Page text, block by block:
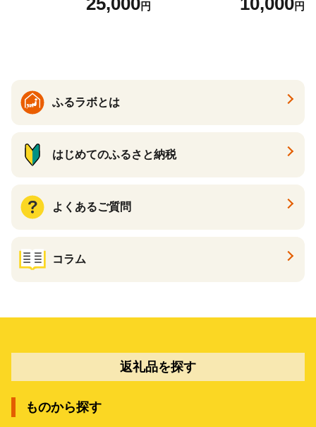
円
町 一升瓶 こいくちしょうゆ円
ふるラボとは
はじめてのふるさと納税
よくあるご質問
コラム
返礼品を探す
ものから探す